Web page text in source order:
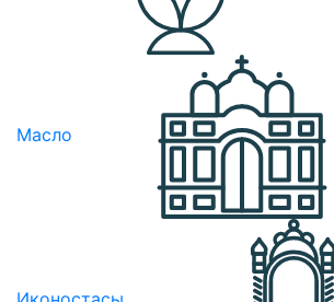
Масло